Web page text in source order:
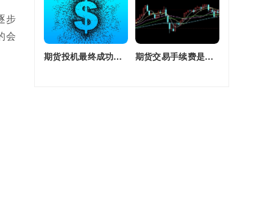
步
会
期货投机最终成功率(期货投机最终成功率是多少) 期货交易手续费是单边还是双边收(期货交易手续费是单边还是双边收费)